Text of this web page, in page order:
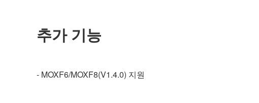
추가 기능
- MOXF6/MOXF8(V1.4.0) 지원